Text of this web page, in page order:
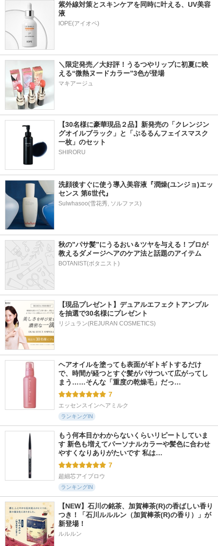
紫外線対策とスキンケアを同時に叶える、UV美容
液
＼限定発売／大好評！うるつやリップに初夏に映
える“微熱ヌードカラー”3色が登場
マキアージュ
【30名様に豪華現品２品】新発売の「クレンジン
グオイルブラック」と「ぷるるんフェイスマスク
一枚」のセット
SHIRORU
洗顔後すぐに使う導入美容液『潤燥(ユンジョ)エッ
センス 第6世代』
秋の”パサ髪”にうるおい＆ツヤを与える！プロが
教えるダメージヘアのケア法と話題のアイテム
BOTANIST(ボタニスト)
【現品プレゼント】デュアルエフェクトアンプル
を抽選で30名様にプレゼント
リジュラン(REJURAN COSMETICS)
ヘアオイルを塗っても表面がギトギトするだけ
で、時間が経つとすぐ髪がパサついて広がってし
まう……そんな「重度の乾燥毛」だっ…
7
エッセンスインヘアミルク
ランキングIN
もう何本目かわからないくらいリピートしていま
す 新色も増えてパーソナルカラーや髪色に合わせ
やすくなりありがたいです 私は…
7
超細芯アイブロウ
ランキングIN
【NEW】石川の銘茶、加賀棒茶(R)の香ばしい香り
つき！「石川ルルルン（加賀棒茶(R)の香り）」が
新登場！
ルルルン